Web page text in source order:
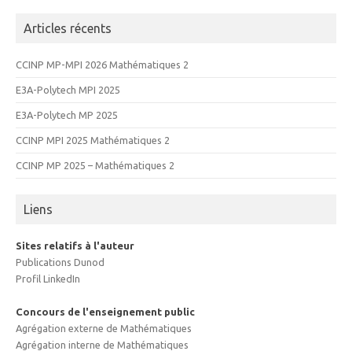
Articles récents
CCINP MP-MPI 2026 Mathématiques 2
E3A-Polytech MPI 2025
E3A-Polytech MP 2025
CCINP MPI 2025 Mathématiques 2
CCINP MP 2025 – Mathématiques 2
Liens
Sites relatifs à l'auteur
Publications Dunod
Profil LinkedIn
Concours de l'enseignement public
Agrégation externe de Mathématiques
Agrégation interne de Mathématiques